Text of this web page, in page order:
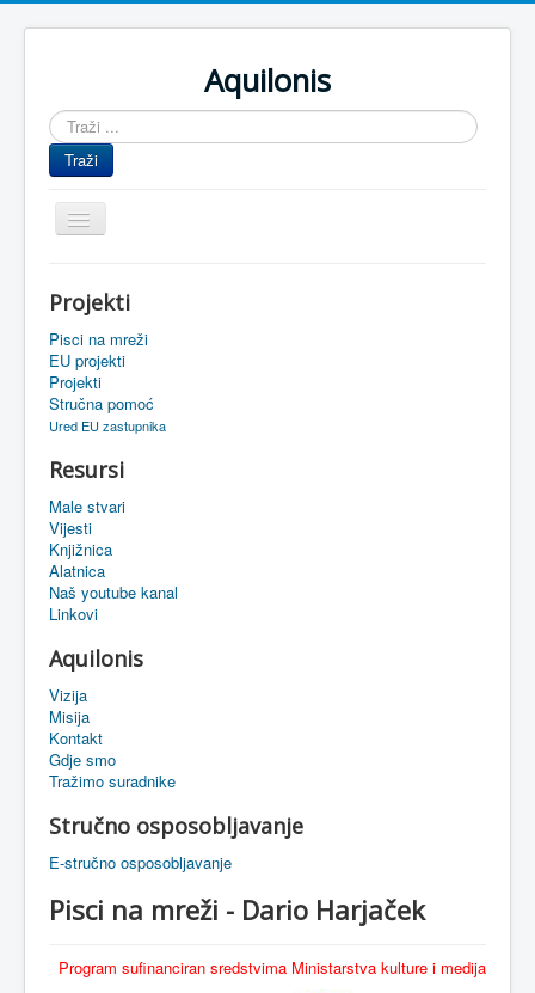
Aquilonis
Traži
...
Traži
Prikaz/Sakrivanje
navigacije
Upravljanje znanjem
Obrazovanje
Upravljanje projektima
Oaza
Sistemski alati
eMapa
Projekti
Pisci na mreži
EU projekti
Projekti
Stručna pomoć
Ured EU zastupnika
Resursi
Male stvari
Vijesti
Knjižnica
Alatnica
Naš youtube kanal
Linkovi
Aquilonis
Vizija
Misija
Kontakt
Gdje smo
Tražimo suradnike
Stručno osposobljavanje
E-stručno osposobljavanje
Pisci na mreži - Dario Harjaček
Program sufinanciran sredstvima Ministarstva kulture i medija